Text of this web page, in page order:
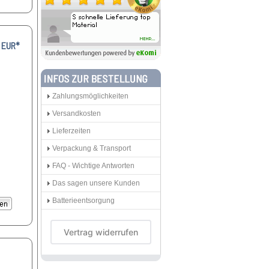
Zahlungsmöglichkeiten
Versandkosten
Lieferzeiten
Verpackung & Transport
FAQ - Wichtige Antworten
Das sagen unsere Kunden
Batterieentsorgung
Vertrag widerrufen